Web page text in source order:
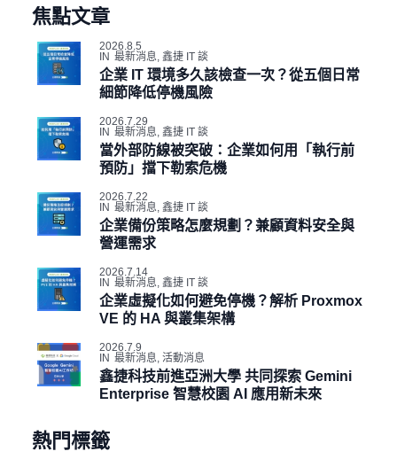
焦點文章
2026.8.5
IN 最新消息, 鑫捷 IT 談
企業 IT 環境多久該檢查一次？從五個日常
細節降低停機風險
2026.7.29
IN 最新消息, 鑫捷 IT 談
當外部防線被突破：企業如何用「執行前
預防」擋下勒索危機
2026.7.22
IN 最新消息, 鑫捷 IT 談
企業備份策略怎麼規劃？兼顧資料安全與
營運需求
2026.7.14
IN 最新消息, 鑫捷 IT 談
企業虛擬化如何避免停機？解析 Proxmox
VE 的 HA 與叢集架構
2026.7.9
IN 最新消息, 活動消息
鑫捷科技前進亞洲大學 共同探索 Gemini
Enterprise 智慧校園 AI 應用新未來
熱門標籤